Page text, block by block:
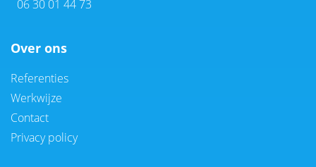
06 30 01 44 73
Over ons
Referenties
Werkwijze
Contact
Privacy policy